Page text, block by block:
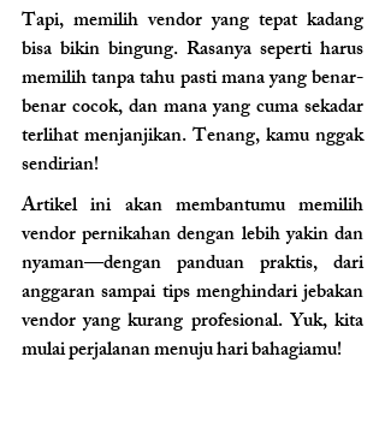
Tapi, memilih vendor yang tepat kadang
bisa bikin bingung. Rasanya seperti harus
memilih tanpa tahu pasti mana yang benar-
benar cocok, dan mana yang cuma sekadar
terlihat menjanjikan. Tenang, kamu nggak
sendirian!
Artikel ini akan membantumu memilih
vendor pernikahan dengan lebih yakin dan
nyaman—dengan panduan praktis, dari
anggaran sampai tips menghindari jebakan
vendor yang kurang profesional. Yuk, kita
mulai perjalanan menuju hari bahagiamu!